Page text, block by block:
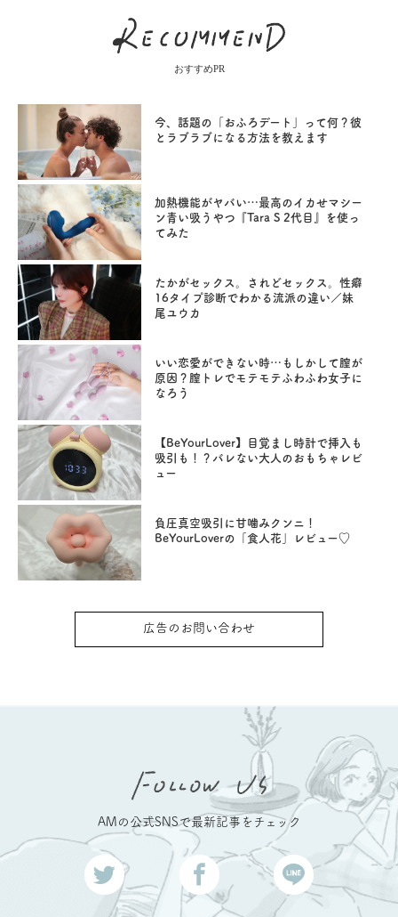
おすすめPR
今、話題の「おふろデート」って何？彼
とラブラブになる方法を教えます
加熱機能がヤバい…最高のイカせマシー
ン青い吸うやつ『Tara S 2代目』を使っ
てみた
たかがセックス。されどセックス。性癖
16タイプ診断でわかる流派の違い／妹
尾ユウカ
いい恋愛ができない時…もしかして膣が
原因？膣トレでモテモテふわふわ女子に
なろう
【BeYourLover】目覚まし時計で挿入も
吸引も！？バレない大人のおもちゃレビ
ュー
負圧真空吸引に甘噛みクンニ！
BeYourLoverの「食人花」レビュー♡
広告のお問い合わせ
AMの公式SNSで最新記事をチェック